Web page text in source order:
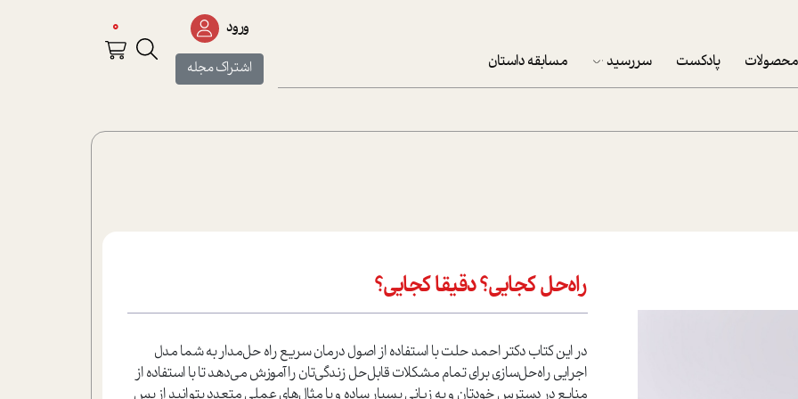
محصولات پادکست سررسید مسابقه داستان
ورود
اشتراک مجله
0
راه‌حل کجایی؟ دقیقا کجایی؟
در این کتاب دکتر احمد حلت با استفاده از اصول درمان سریع راه حل‌مدار به شما مدل
اجرایی راه‌حل‌سازی برای تمام مشکلات قابل‌حل زندگی‌تان را آموزش می‌دهد تا با استفاده از